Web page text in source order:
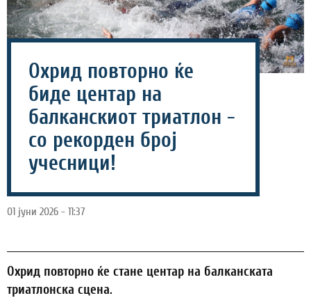
Охрид повторно ќе
биде центар на
балканскиот триатлон -
со рекорден број
учесници!
01 јуни 2026 - 11:37
Охрид повторно ќе стане центар на балканската
триатлонска сцена.